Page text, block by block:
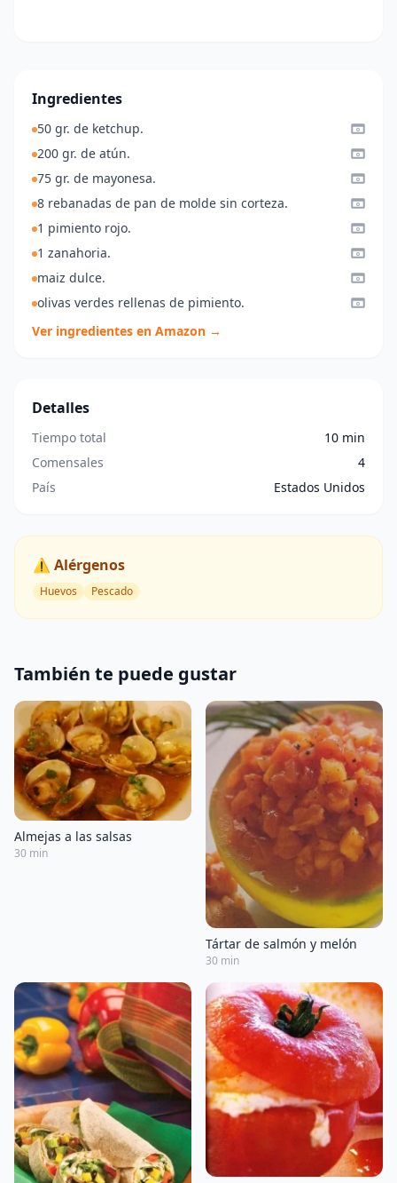
Ingredientes
50 gr. de ketchup.
200 gr. de atún.
75 gr. de mayonesa.
8 rebanadas de pan de molde sin corteza.
1 pimiento rojo.
1 zanahoria.
maiz dulce.
olivas verdes rellenas de pimiento.
Ver ingredientes en Amazon →
Detalles
Tiempo total
10 min
Comensales
4
País
Estados Unidos
⚠️ Alérgenos
Huevos Pescado
También te puede gustar
Almejas a las salsas
30 min
Tártar de salmón y melón
30 min